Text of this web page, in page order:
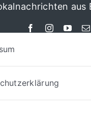
aus